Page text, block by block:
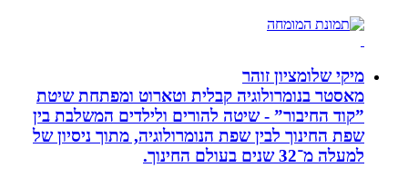
מיקי שלומציון זוהר
מאסטר בנומרולוגיה קבלית וטארוט ומפתחת שיטת
”קוד החיבור” - שיטה להורים ולילדים המשלבת בין
שפת החינוך לבין שפת הנומרולוגיה, מתוך ניסיון של
למעלה מ־32 שנים בעולם החינוך.